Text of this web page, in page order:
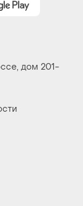
дом 201-